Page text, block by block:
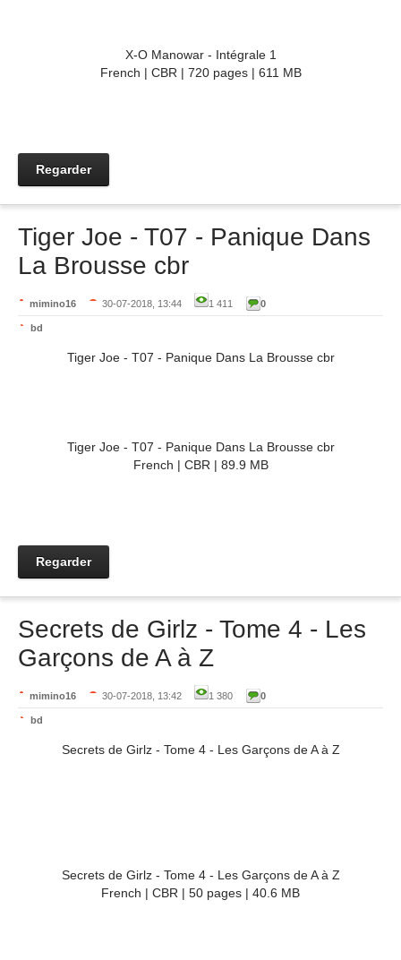
X-O Manowar - Intégrale 1
French | CBR | 720 pages | 611 MB
Regarder
Tiger Joe - T07 - Panique Dans
La Brousse cbr
mimino16 30-07-2018, 13:44 1 411 0
bd
Tiger Joe - T07 - Panique Dans La Brousse cbr
Tiger Joe - T07 - Panique Dans La Brousse cbr
French | CBR | 89.9 MB
Regarder
Secrets de Girlz - Tome 4 - Les
Garçons de A à Z
mimino16 30-07-2018, 13:42 1 380 0
bd
Secrets de Girlz - Tome 4 - Les Garçons de A à Z
Secrets de Girlz - Tome 4 - Les Garçons de A à Z
French | CBR | 50 pages | 40.6 MB